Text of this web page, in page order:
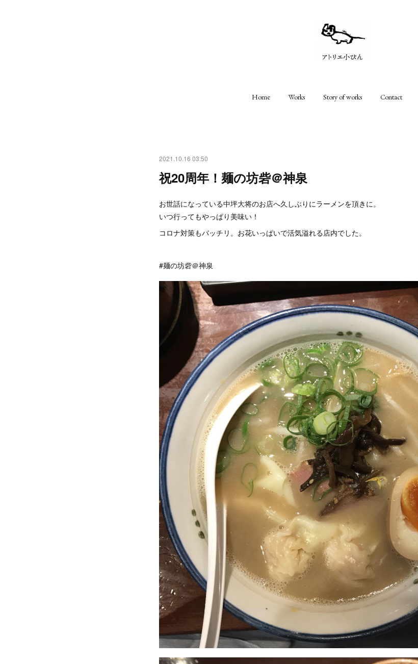
Home Works Story of works Contact
2021.10.16 03:50
祝20周年！麺の坊砦＠神泉
お世話になっている中坪大将のお店へ久しぶりにラーメンを頂きに。
いつ行ってもやっぱり美味い！
コロナ対策もバッチリ。お花いっぱいで活気溢れる店内でした。
#麺の坊砦＠神泉